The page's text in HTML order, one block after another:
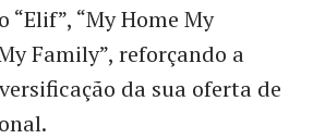
“Elif”, “My Home My
Family”, reforçando a
da sua oferta de